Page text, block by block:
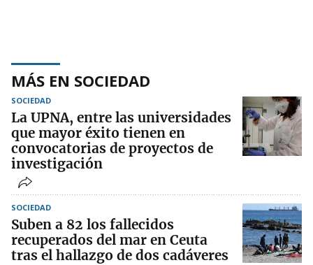
MÁS EN SOCIEDAD
SOCIEDAD
La UPNA, entre las universidades
que mayor éxito tienen en
convocatorias de proyectos de
investigación
SOCIEDAD
Suben a 82 los fallecidos
recuperados del mar en Ceuta
tras el hallazgo de dos cadáveres